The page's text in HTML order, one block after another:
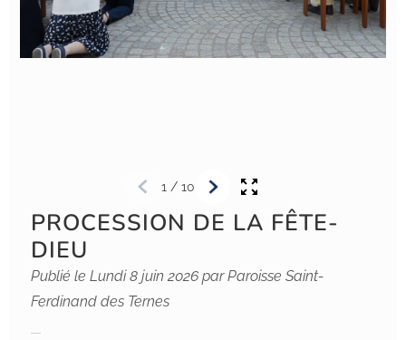
1/ 10
PROCESSION DE LA FÊTE-
DIEU
Publié le Lundi 8 juin 2026 par Paroisse Saint-
Ferdinand des Ternes